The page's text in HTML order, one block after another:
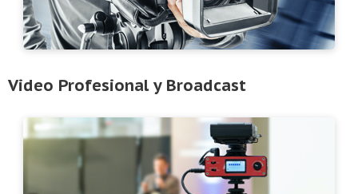
Video Profesional y Broadcast